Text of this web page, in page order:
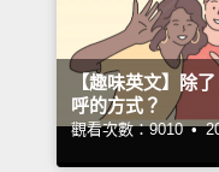
【趣味英文】除
呼的方式？
觀看次數：9010 •